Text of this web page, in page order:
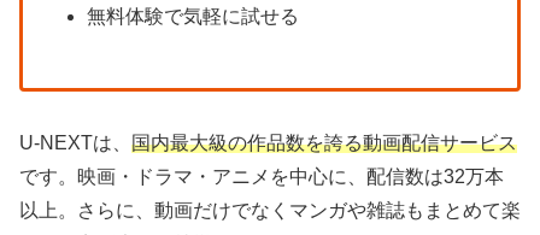
無料体験で気軽に試せる
U-NEXTは、 国内最大級の作品数を誇る動画配信サービス
です。映画・ドラマ・アニメを中心に、配信数は32万本
以上。さらに、動画だけでなくマンガや雑誌もまとめて楽